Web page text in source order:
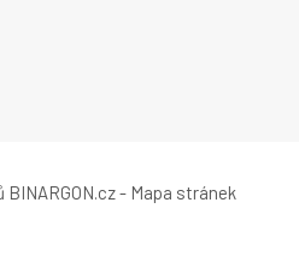
BINARGON.cz- Mapa stránek